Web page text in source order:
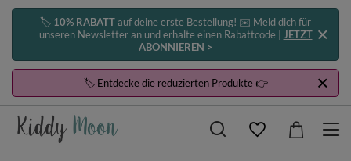
🏷️ 10% RABATTauf deine erste Bestellung! ✉️ Meld dich für
unseren Newsletter an und erhalte einen Rabattcode | JETZT
ABONNIEREN >
🏷️ Entdeckedie reduzierten Produkte👉